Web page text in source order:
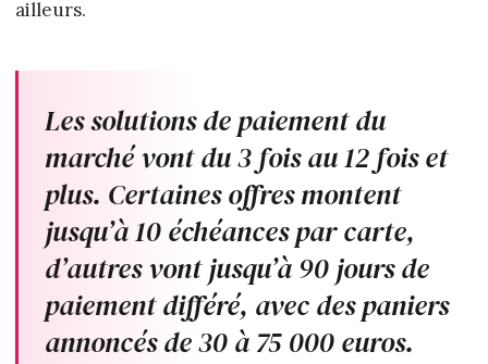
ailleurs.
Les solutions de paiement du
marché vont du 3 fois au 12 fois et
plus. Certaines offres montent
jusqu’à 10 échéances par carte,
d’autres vont jusqu’à 90 jours de
paiement différé, avec des paniers
annoncés de 30 à 75 000 euros.